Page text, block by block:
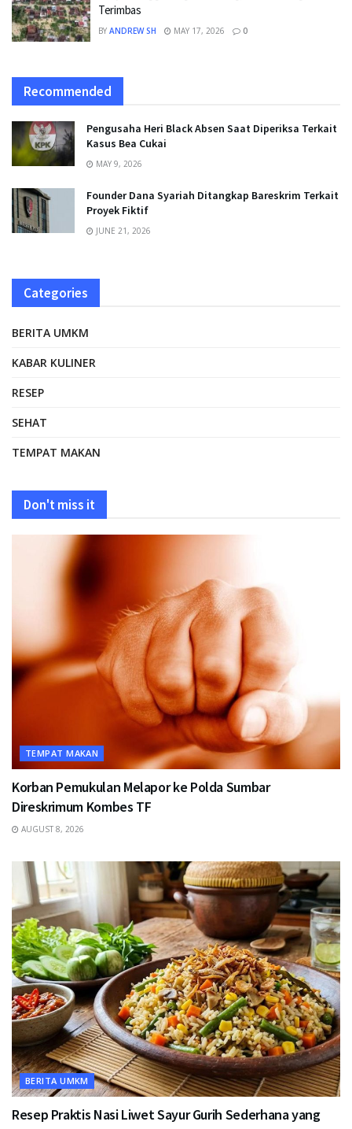
Terimbas
BY ANDREW SH MAY 17, 2026 0
Recommended
Pengusaha Heri Black Absen Saat Diperiksa Terkait
Kasus Bea Cukai
MAY 9, 2026
Founder Dana Syariah Ditangkap Bareskrim Terkait
Proyek Fiktif
JUNE 21, 2026
Categories
BERITA UMKM
KABAR KULINER
RESEP
SEHAT
TEMPAT MAKAN
Don't miss it
TEMPAT MAKAN
Korban Pemukulan Melapor ke Polda Sumbar
Direskrimum Kombes TF
AUGUST 8, 2026
BERITA UMKM
Resep Praktis Nasi Liwet Sayur Gurih Sederhana yang